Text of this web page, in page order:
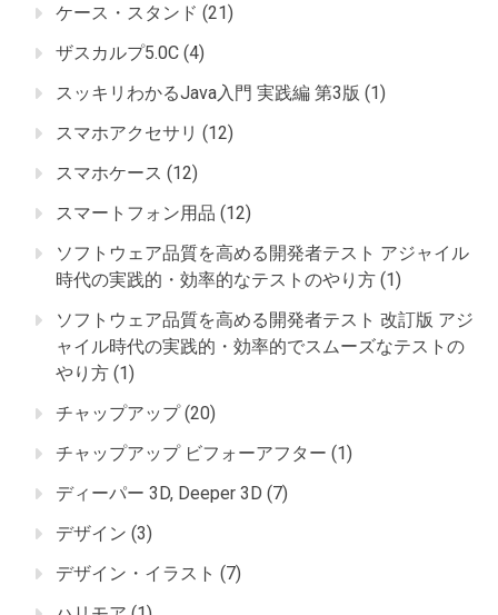
ケース・スタンド (21)
ザスカルプ5.0C (4)
スッキリわかるJava入門 実践編 第3版 (1)
スマホアクセサリ (12)
スマホケース (12)
スマートフォン用品 (12)
ソフトウェア品質を高める開発者テスト アジャイル
時代の実践的・効率的なテストのやり方 (1)
ソフトウェア品質を高める開発者テスト 改訂版 アジ
ャイル時代の実践的・効率的でスムーズなテストの
やり方 (1)
チャップアップ(20)
チャップアップ ビフォーアフター (1)
ディーパー 3D, Deeper 3D (7)
デザイン (3)
デザイン・イラスト (7)